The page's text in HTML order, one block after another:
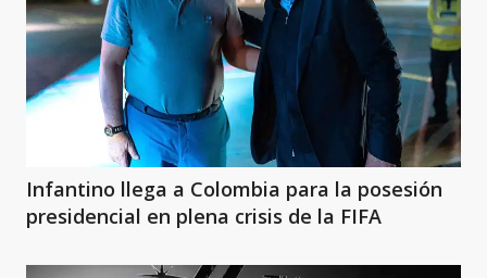
Infantino llega a Colombia para la posesión
presidencial en plena crisis de la FIFA